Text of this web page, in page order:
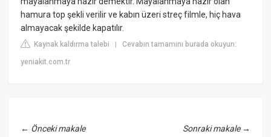
hamura top şekli verilir ve kabın üzeri streç filmle, hiç hava
almayacak şekilde kapatılır.
Kaynak kaldırma talebi |Cevabın tamamını burada okuyun:
yeniakit.com.tr
← Önceki makale Sonraki makale→